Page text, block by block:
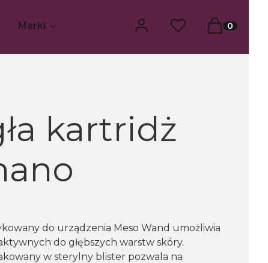
Marki Zaloguj sięUlubioneProdukty
Koszyk
kartridż
do urządzenia Meso Wand umożliwia
do głębszych warstw skóry.
w sterylny blister pozwala na